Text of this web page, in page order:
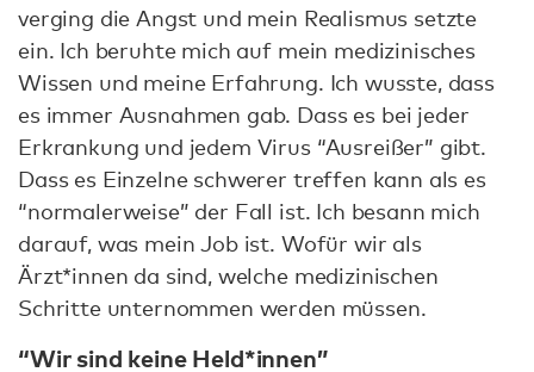
verging die Angst und mein Realismus setzte
ein. Ich beruhte mich auf mein medizinisches
Wissen und meine Erfahrung. Ich wusste, dass
es immer Ausnahmen gab. Dass es bei jeder
Erkrankung und jedem Virus “Ausreißer” gibt.
Dass es Einzelne schwerer treffen kann als es
“normalerweise” der Fall ist. Ich besann mich
darauf, was mein Job ist. Wofür wir als
Ärzt*innen da sind, welche medizinischen
Schritte unternommen werden müssen.
“Wir sind keine Held*innen”